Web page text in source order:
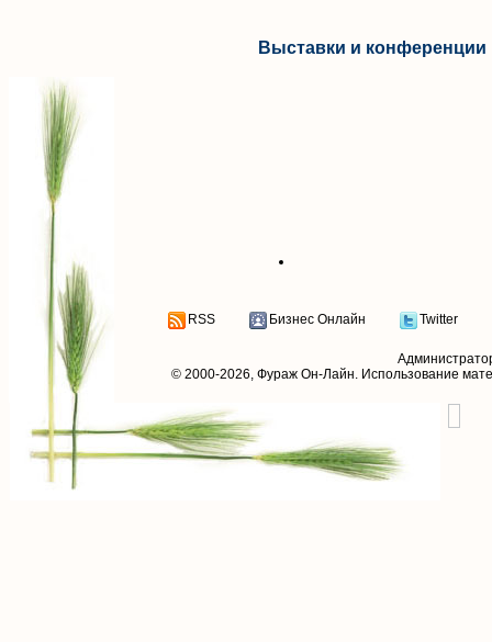
Выставки и конференции
RSS Бизнес Онлайн Twitter
© 2000-2026, Фураж Он-Лайн. Использование